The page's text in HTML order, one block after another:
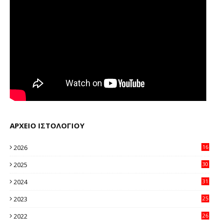
ΑΡΧΕΙΟ ΙΣΤΟΛΟΓΙΟΥ
2026
16
2025
30
2024
31
2023
25
2022
26